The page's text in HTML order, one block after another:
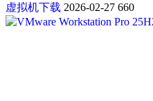
虚拟机下载 2026-02-27 660